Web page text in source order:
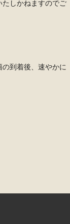
しかねますのでご
到着後、速やかに